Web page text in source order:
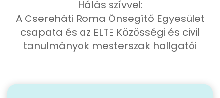
Hálás szívvel:
A Csereháti Roma Önsegítő Egyesület
csapata és az ELTE Közösségi és civil
tanulmányok mesterszak hallgatói